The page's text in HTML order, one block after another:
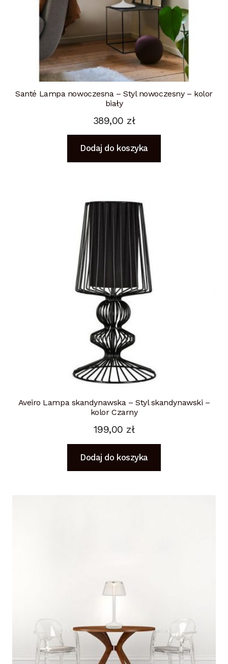
Santé Lampa nowoczesna – Styl nowoczesny – kolor
biały
389,00 zł
Dodaj do koszyka
Aveiro Lampa skandynawska – Styl skandynawski –
kolor Czarny
199,00 zł
Dodaj do koszyka